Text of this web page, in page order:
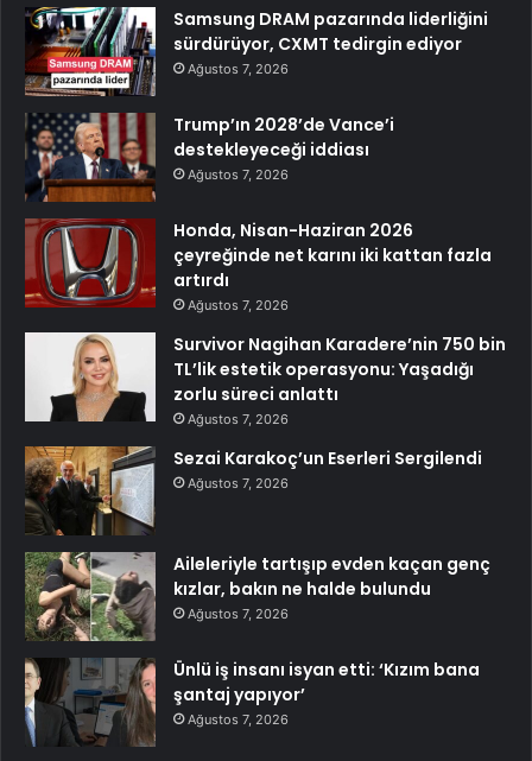
Samsung DRAM pazarında liderliğini
sürdürüyor, CXMT tedirgin ediyor
Ağustos 7, 2026
Trump’ın 2028’de Vance’i
destekleyeceği iddiası
Ağustos 7, 2026
Honda, Nisan-Haziran 2026
çeyreğinde net karını iki kattan fazla
artırdı
Ağustos 7, 2026
Survivor Nagihan Karadere’nin 750 bin
TL’lik estetik operasyonu: Yaşadığı
zorlu süreci anlattı
Ağustos 7, 2026
Sezai Karakoç’un Eserleri Sergilendi
Ağustos 7, 2026
Aileleriyle tartışıp evden kaçan genç
kızlar, bakın ne halde bulundu
Ağustos 7, 2026
Ünlü iş insanı isyan etti: ‘Kızım bana
şantaj yapıyor’
Ağustos 7, 2026